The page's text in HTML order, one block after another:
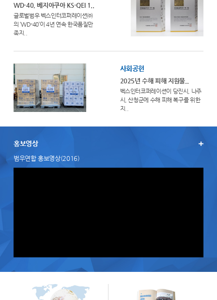
WD-40, 베지아쿠아 KS-QEI 1..
글로벌범우 벡스인터코퍼레이션㈜
의 ‘WD-40’이 4년 연속 한국품질만
족지..
사회공헌
2025년 수해 피해 지원물..
벡스인터코퍼레이션이 당진시, 나주
시, 산청군에 수해 피해 복구를 위한
지..
홍보영상
범우연합 홍보영상(2016)